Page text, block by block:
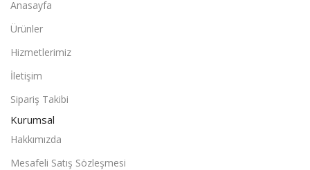
Anasayfa
Ürünler
Hizmetlerimiz
İletişim
Sipariş Takibi
Kurumsal
Hakkımızda
Mesafeli Satış Sözleşmesi